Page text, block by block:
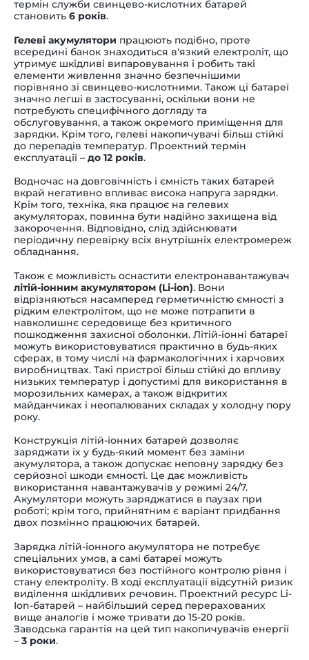
термін служби свинцево-кислотних батарей
становить 6 років.
Гелеві акумулятори працюють подібно, проте
всередині банок знаходиться в'язкий електроліт, що
утримує шкідливі випаровування і робить такі
елементи живлення значно безпечнішими
порівняно зі свинцево-кислотними. Також ці батареї
значно легші в застосуванні, оскільки вони не
потребують специфічного догляду та
обслуговування, а також окремого приміщення для
зарядки. Крім того, гелеві накопичувачі більш стійкі
до перепадів температур. Проектний термін
експлуатації – до 12 років.
Водночас на довговічність і ємність таких батарей
вкрай негативно впливає висока напруга зарядки.
Крім того, техніка, яка працює на гелевих
акумуляторах, повинна бути надійно захищена від
закорочення. Відповідно, слід здійснювати
періодичну перевірку всіх внутрішніх електромереж
обладнання.
Також є можливість оснастити електронавантажувач
літій-іонним акумулятором (Li-ion). Вони
відрізняються насамперед герметичністю ємності з
рідким електролітом, що не може потрапити в
навколишнє середовище без критичного
пошкодження захисної оболонки. Літій-іонні батареї
можуть використовуватися практично в будь-яких
сферах, в тому числі на фармакологічних і харчових
виробництвах. Такі пристрої більш стійкі до впливу
низьких температур і допустимі для використання в
морозильних камерах, а також відкритих
майданчиках і неопалюваних складах у холодну пору
року.
Конструкція літій-іонних батарей дозволяє
заряджати їх у будь-який момент без заміни
акумулятора, а також допускає неповну зарядку без
серйозної шкоди ємності. Це дає можливість
використання навантажувачів у режимі 24/7.
Акумулятори можуть заряджатися в паузах при
роботі; крім того, прийнятним є варіант придбання
двох позмінно працюючих батарей.
Зарядка літій-іонного акумулятора не потребує
спеціальних умов, а самі батареї можуть
використовуватися без постійного контролю рівня і
стану електроліту. В ході експлуатації відсутній ризик
виділення шкідливих речовин. Проектний ресурс Li-
Ion-батарей – найбільший серед перерахованих
вище аналогів і може тривати до 15-20 років.
Заводська гарантія на цей тип накопичувачів енергії
– 3 роки.